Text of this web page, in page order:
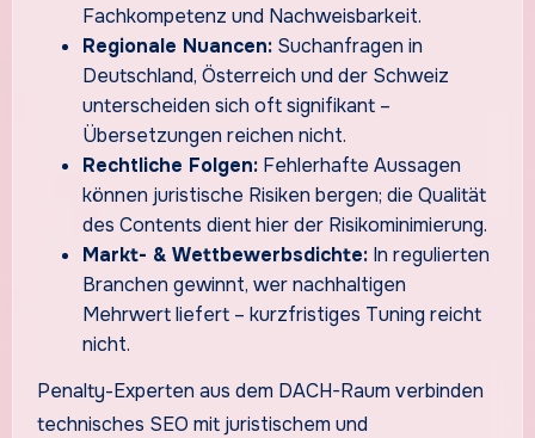
Fachkompetenz und Nachweisbarkeit.
Regionale Nuancen:Suchanfragen in
Deutschland, Österreich und der Schweiz
unterscheiden sich oft signifikant –
Übersetzungen reichen nicht.
Rechtliche Folgen:Fehlerhafte Aussagen
können juristische Risiken bergen; die Qualität
des Contents dient hier der Risikominimierung.
Markt- & Wettbewerbsdichte:In regulierten
Branchen gewinnt, wer nachhaltigen
Mehrwert liefert – kurzfristiges Tuning reicht
nicht.
Penalty-Experten aus dem DACH-Raum verbinden
technisches SEO mit juristischem und